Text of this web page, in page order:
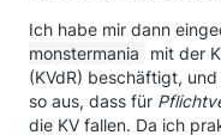
Ich habe mir dann
monstermania
mit der
(KVdR) beschäftigt,
so aus, dass für
die KV fallen. Da ich